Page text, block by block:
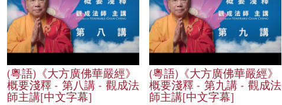
(粵語)《大方廣佛華嚴經》
概要淺釋 - 第八講 - 觀成法
師主講[中文字幕]
(粵語)《大方廣佛華嚴經》
概要淺釋 - 第九講 - 觀成法
師主講[中文字幕]